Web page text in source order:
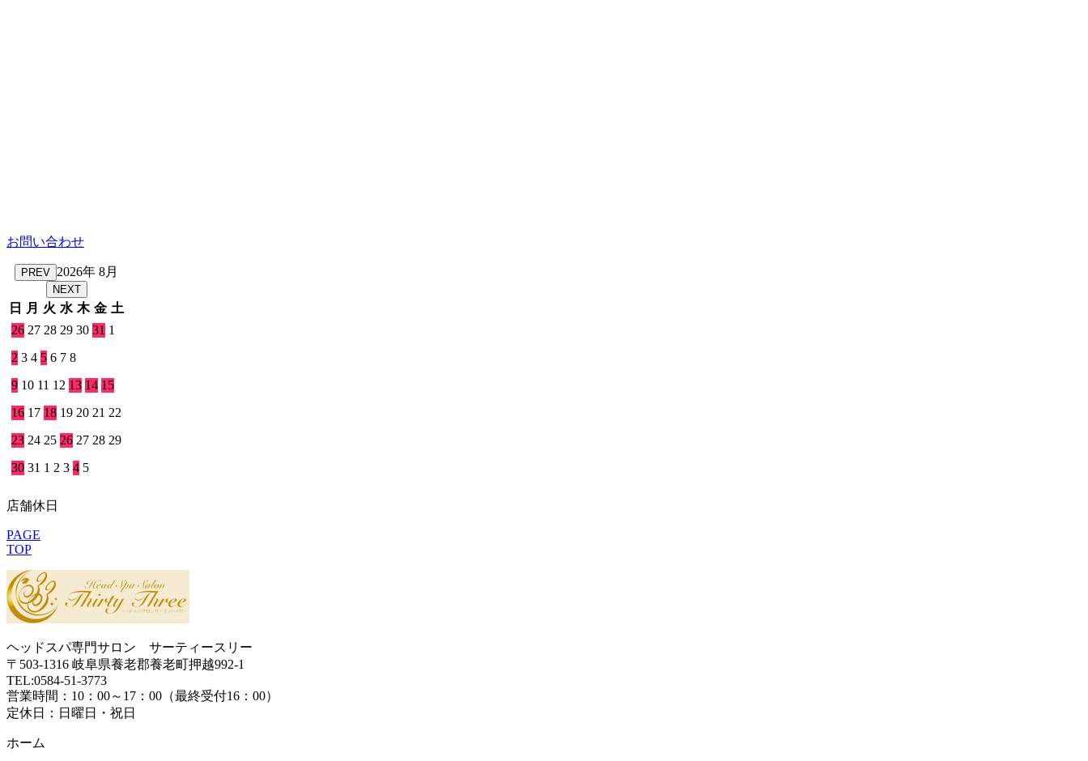
お問い合わせ
PREV 2026年 8月
NEXT
日 月 火 水 木 金 土
26 27 28 29 30 31 1
2 3 4 5 6 7 8
9 10 11 12 13 14 15
16 17 18 19 20 21 22
23 24 25 26 27 28 29
30 31 1 2 3 4 5
店舗休日
PAGE
TOP
ヘッドスパ専門サロン サーティースリー
〒503-1316 岐阜県養老郡養老町押越992-1
TEL:0584-51-3773
営業時間：10：00～17：00（最終受付16：00）
定休日：日曜日・祝日
ホーム